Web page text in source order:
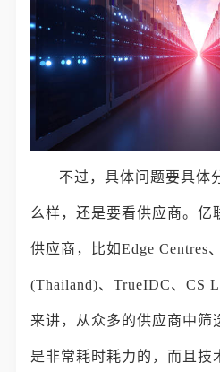
不过，具体问题要具体
么样，还是要看供应商。亿
供应商，比如Edge Centres
(Thailand)、TrueIDC、CS
来讲，从众多的供应商中筛
是非常耗时耗力的，而且技